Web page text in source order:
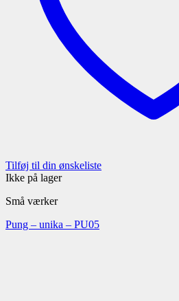
Tilføj til din ønskeliste
Ikke på lager
Små værker
Pung – unika – PU05